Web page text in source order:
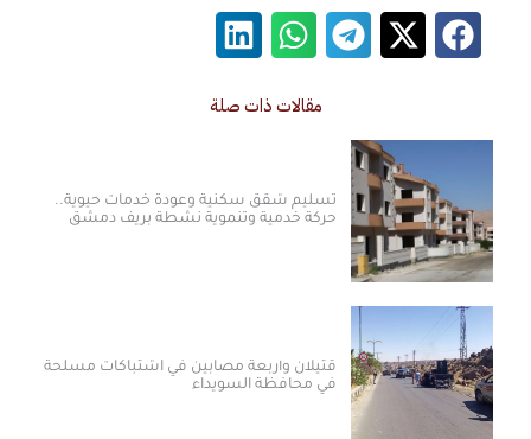
مقالات ذات صلة
تسليم شقق سكنية وعودة خدمات حيوية..
حركة خدمية وتنموية نشطة بريف دمشق
قتيلان وأربعة مصابين في اشتباكات مسلحة
في محافظة السويداء